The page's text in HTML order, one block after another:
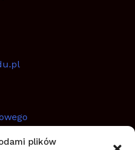
plików